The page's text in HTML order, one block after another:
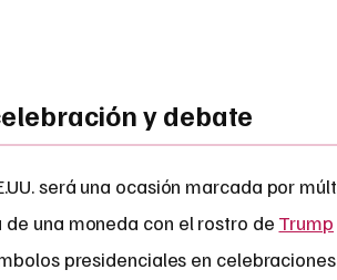
y debate
será una ocasión marcada por
una moneda con el rostro de Trump
presidenciales en